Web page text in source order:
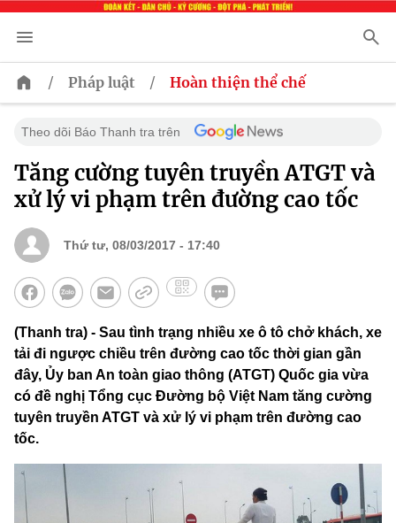
/ Pháp luật / Hoàn thiện thể chế
Theo dõi Báo Thanh tra trên
Tăng cường tuyên truyền ATGT và
xử lý vi phạm trên đường cao tốc
Thứ tư, 08/03/2017 - 17:40
(Thanh tra) - Sau tình trạng nhiều xe ô tô chở khách, xe
tải đi ngược chiều trên đường cao tốc thời gian gần
đây, Ủy ban An toàn giao thông (ATGT) Quốc gia vừa
có đề nghị Tổng cục Đường bộ Việt Nam tăng cường
tuyên truyền ATGT và xử lý vi phạm trên đường cao
tốc.